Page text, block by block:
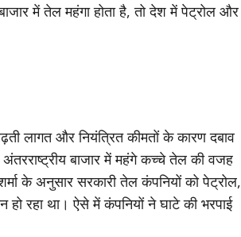
में तेल महंगा होता है, तो देश में पेट्रोल और
लागत और नियंत्रित कीमतों के कारण दबाव
बाजार में महंगे कच्चे तेल की वजह
के अनुसार सरकारी तेल कंपनियों को पेट्रोल,
रहा था। ऐसे में कंपनियों ने घाटे की भरपाई